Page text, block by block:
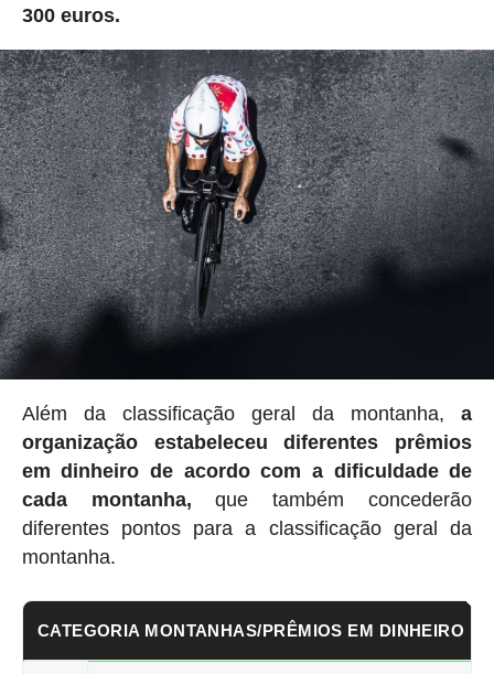
300 euros.
Além da classificação geral da montanha,a
organização estabeleceu
diferentes prêmios
em dinheiro de acordo com a dificuldade de
cada montanha, que também concederão
diferentes pontos para a classificação geral da
montanha.
CATEGORIA MONTANHAS/PRÊMIOS EM DINHEIRO